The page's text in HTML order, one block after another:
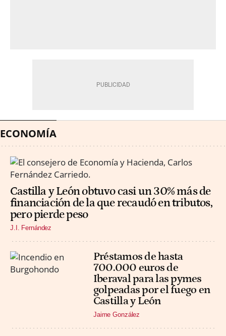
ECONOMÍA
Castilla y León obtuvo casi un 30% más de
financiación de la que recaudó en tributos,
pero pierde peso
J.I. Fernández
Préstamos de hasta
700.000 euros de
Iberaval para las pymes
golpeadas por el fuego en
Castilla y León
Jaime González